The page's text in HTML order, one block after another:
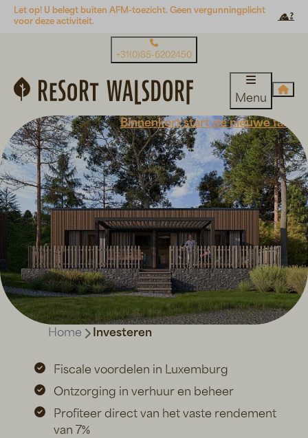
Let op! U belegt buiten AFM-toezicht. Geen vergunningplicht
voor deze activiteit.
+31(0)85-6202450
Menu
Binnenkort start de nieuwe fase
Home Investeren
Fiscale voordelen in Luxemburg
Ontzorging in verhuur en beheer
Profiteer direct van het vaste rendement
van 7%